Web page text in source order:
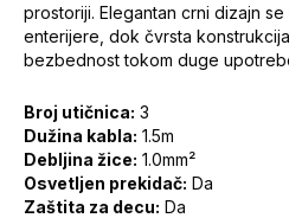
prostoriji. Elegantan crni dizajn
enterijere, dok čvrsta
bezbednost tokom duge
Broj utičnica: 3
Dužina kabla: 1.5m
Debljina žice: 1.0mm²
Osvetljen prekidač: Da
Zaštita za decu: Da